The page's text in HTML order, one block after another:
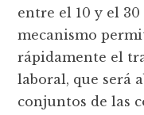
entre el 10 y el 30
mecanismo
rápidamente el
laboral, que será
conjuntos de las